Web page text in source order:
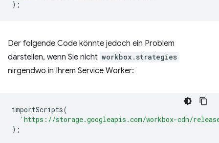
);
Der folgende Code könnte jedoch ein Problem
darstellen, wenn Sie nicht workbox.strategies
nirgendwo in Ihrem Service Worker:
importScripts(
'https://storage.googleapis.com/workbox-cdn/
);